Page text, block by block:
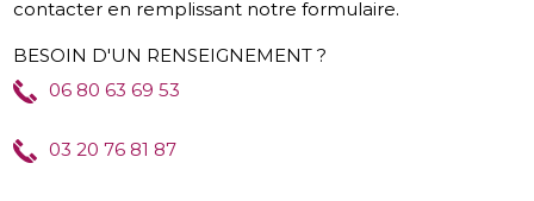
contacter en remplissant notre formulaire.
BESOIN D'UN RENSEIGNEMENT ?
06 80 63 69 53
03 20 76 81 87